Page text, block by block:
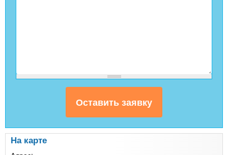
На карте